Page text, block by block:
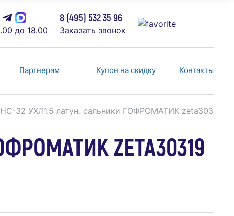
до 18.00
8 (495) 532 35 96
Заказать звонок
Партнерам Купон на скидку Контакты
32 УХЛ1.5 латун. сальники ГОФРОМАТИК zeta30319
ZETA30319